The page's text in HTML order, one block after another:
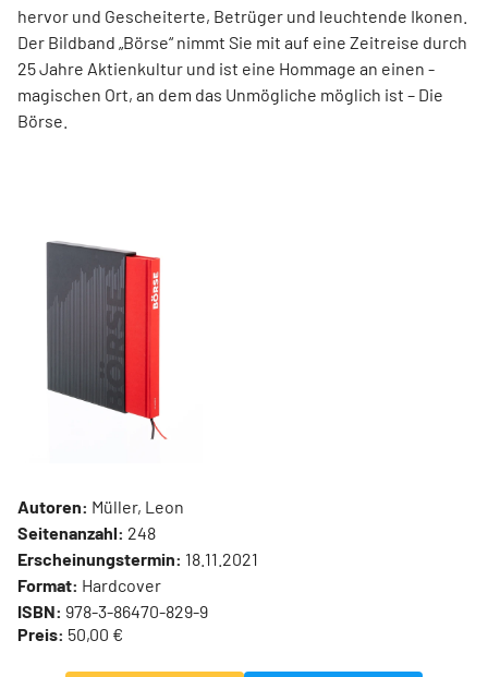
hervor und ­Gescheiterte, ­Betrüger und leuchtende Ikonen.
Der Bildband ­„Börse“ nimmt Sie mit auf eine Zeit­reise durch
25 Jahre Aktienkultur und ist eine Hommage an ­einen ­
magischen Ort, an dem das Unmögliche ­möglich ist – Die
Börse.
Autoren: Müller, Leon
Seitenanzahl: 248
Erscheinungstermin: 18.11.2021
Format: Hardcover
ISBN: 978-3-86470-829-9
Preis: 50,00 €